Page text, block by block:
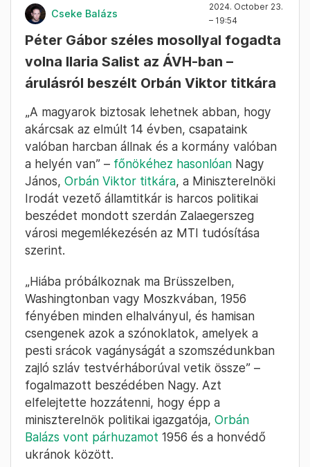
Cseke Balázs
2024. October 23.
– 19:54
Péter Gábor széles mosollyal fogadta
volna Ilaria Salist az ÁVH-ban –
árulásról beszélt Orbán Viktor titkára
„A magyarok biztosak lehetnek abban, hogy
akárcsak az elmúlt 14 évben, csapataink
valóban harcban állnak és a kormány valóban
a helyén van” – főnökéhez hasonlóan Nagy
János, Orbán Viktor titkára, a Miniszterelnöki
Irodát vezető államtitkár is harcos politikai
beszédet mondott szerdán Zalaegerszeg
városi megemlékezésén az MTI tudósítása
szerint.
„Hiába próbálkoznak ma Brüsszelben,
Washingtonban vagy Moszkvában, 1956
fényében minden elhalványul, és hamisan
csengenek azok a szónoklatok, amelyek a
pesti srácok vagányságát a szomszédunkban
zajló szláv testvérháborúval vetik össze” –
fogalmazott beszédében Nagy. Azt
elfelejtette hozzátenni, hogy épp a
miniszterelnök politikai igazgatója, Orbán
Balázs vont párhuzamot 1956 és a honvédő
ukránok között.